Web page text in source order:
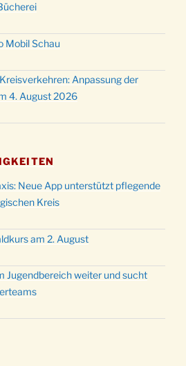
Mobil Schau
Anpassung der
4. August 2026
Neue App unterstützt pflegende
Kreis
am 2. August
Jugendbereich weiter und sucht